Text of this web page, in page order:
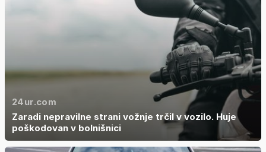
24ur.com
Zaradi nepravilne strani vožnje trčil v vozilo. Huje
poškodovan v bolnišnici